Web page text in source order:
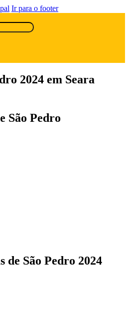
Ir para o footer
2024 em Seara
São Pedro
de São Pedro 2024